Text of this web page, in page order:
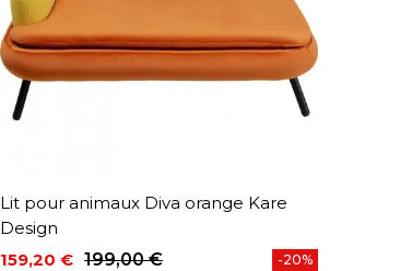
Lit pour animaux Diva orange Kare
Design
159,20 € 199,00 € -20%